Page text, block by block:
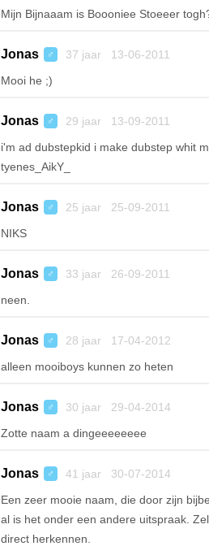
Mijn Bijnaaam is Boooniee Stoeeer
Jonas ♂ 37 jaar 13-06-2011
Mooi he ;)
Jonas ♂ 29 jaar 13-09-2011
i'm ad dubstepkid i make dubstep whit
tyenes_AikY_
Jonas ♂ 25 jaar 25-09-2011
NIKS
Jonas ♂ 33 jaar 26-09-2011
neen.
Jonas ♂ 28 jaar 17-04-2012
alleen mooiboys kunnen zo heten
Jonas ♂ 30 jaar 29-04-2014
Zotte naam a dingeeeeeeee
Jonas ♂ 41 jaar 30-07-2014
Een zeer mooie naam, die door zijn
al is het onder een andere uitspraak.
direct herkennen.